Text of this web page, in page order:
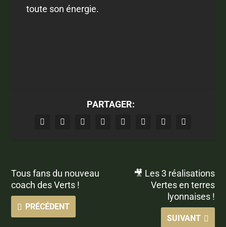
toute son énergie.
PARTAGER:
Tous fans du nouveau
coach des Verts !
PRÉCÉDENT
🎥 Les 3 réalisations
Vertes en terres
lyonnaises !
SUIVANT